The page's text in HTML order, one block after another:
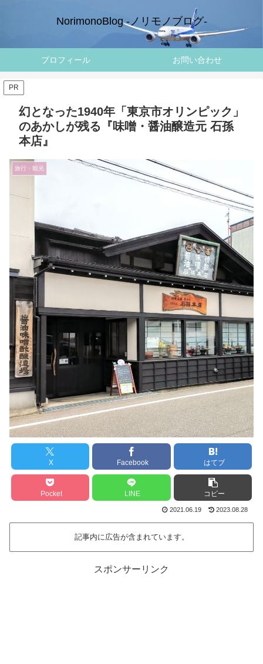
NorimonoBlog -ノリモノブログ-
プロフィール お問い合わせ
PR
幻となった1940年「東京市オリンピック」
のあかしが残る『味噌・醤油醸造元 石孫
本店』
旅行・観光
X Facebook はてブ
Pocket LINE コピー
2021.06.19 2023.08.28
記事内に広告が含まれています。
スポンサーリンク